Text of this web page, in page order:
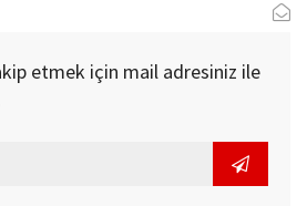
etmek için mail adresiniz ile